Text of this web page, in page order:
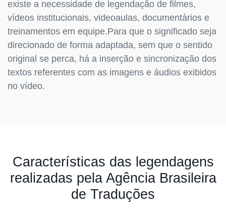
existe a necessidade de legendação de filmes,
vídeos institucionais, videoaulas, documentários e
treinamentos em equipe.Para que o significado seja
direcionado de forma adaptada, sem que o sentido
original se perca, há a inserção e sincronização dos
textos referentes com as imagens e áudios exibidos
no vídeo.
Características das legendagens
realizadas pela Agência Brasileira
de Traduções